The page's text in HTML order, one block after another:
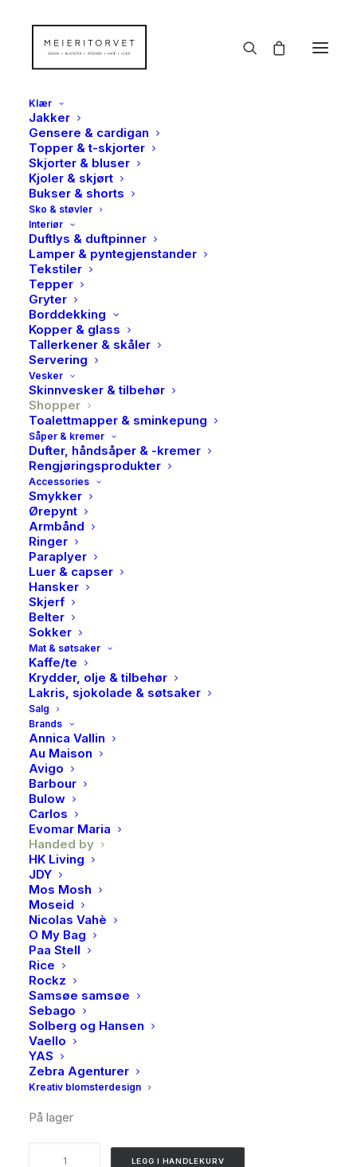
Klær
Jakker
Gensere & cardigan
Topper & t-skjorter
Skjorter & bluser
Kjoler & skjørt
Bukser & shorts
Sko & støvler
Interiør
Duftlys & duftpinner
Lamper & pyntegjenstander
Tekstiler
Tepper
Gryter
Borddekking
Kopper & glass
Tallerkener & skåler
Servering
Vesker
Skinnvesker & tilbehør
Shopper
Toalettmapper & sminkepung
Såper & kremer
Dufter, håndsåper & -kremer
Rengjøringsprodukter
Accessories
Smykker
Ørepynt
Armbånd
Ringer
Paraplyer
Luer & capser
Hansker
Skjerf
Belter
Sokker
Mat & søtsaker
Kaffe/te
Krydder, olje & tilbehør
Lakris, sjokolade & søtsaker
Salg
Brands
Annica Vallin
Au Maison
Avigo
Barbour
Bulow
Carlos
Evomar Maria
Handed by
HK Living
JDY
Mos Mosh
Moseid
Nicolas Vahè
O My Bag
Paa Stell
Rice
Rockz
Samsøe samsøe
Sebago
Solberg og Hansen
Vaello
YAS
Zebra Agenturer
Kreativ blomsterdesign
Handed by, Paris shopper,
Rustic pink
499,00
Handed By Paris Shopper er en populær og
bærekraftig veske laget av 70 % resirkulert plast. Den
er både lett, romslig og slitesterk – perfekt til
hverdags, strand, shopping eller som
oppbevaringskurv.
Størrelse: Bredde 32 cm × Høyde 31 cm × Dybde 20
cm
Materiale: 70 % resirkulert plast
Egenskaper:
Står stødig og tåler tung vekt
Solide håndtak
Enkel å rengjøre
Kommer i mange farger
På lager
LEGG I HANDLEKURV